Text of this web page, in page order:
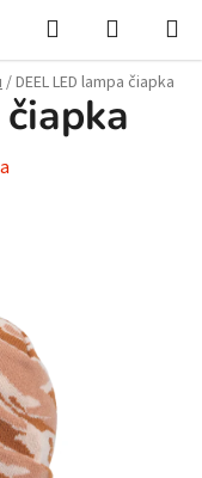
Hľadať
KOŠÍK
/DEEL LED lampa čiapka